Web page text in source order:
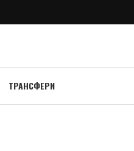
ТРАНСФЕРИ